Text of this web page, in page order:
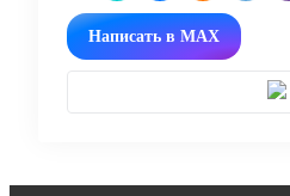
Написать в MAX